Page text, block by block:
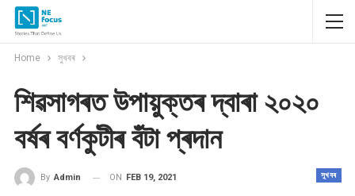
Home সুখবৰ
শিৱসাগৰত উপায়ুক্তৰ দ্বাৰা ২০২০
বর্ষৰ বৰ্ণকুটীৰ বঁটা প্ৰদান
সুখবৰ
By Admin ON FEB 19, 2021